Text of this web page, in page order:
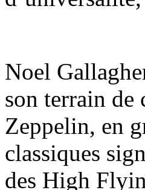
Noel
son terrain de
Zeppelin, en
classiques
des High